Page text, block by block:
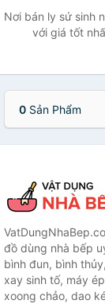
Nơi bán ly sứ sinh
với giá tốt
0 Sản Phẩm
đồ dùng nhà bếp
bình đun, bình
xay sinh tố, máy
xoong chảo, dao